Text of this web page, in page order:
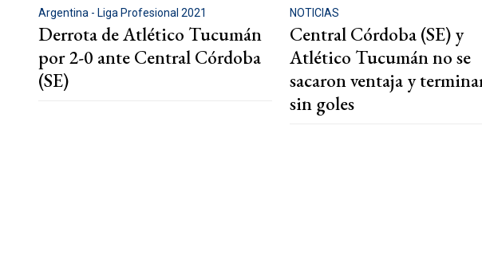
Argentina - Liga Profesional 2021
Derrota de Atlético Tucumán
por 2-0 ante Central Córdoba
(SE)
NOTICIAS
Central Córdoba (SE) y
Atlético Tucumán no se
sacaron ventaja y
sin goles